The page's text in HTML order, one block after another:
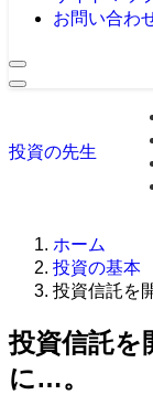
お問い合わ
投資の先生
ホーム
投資の基本
投資信託を
投資信託を
に…。